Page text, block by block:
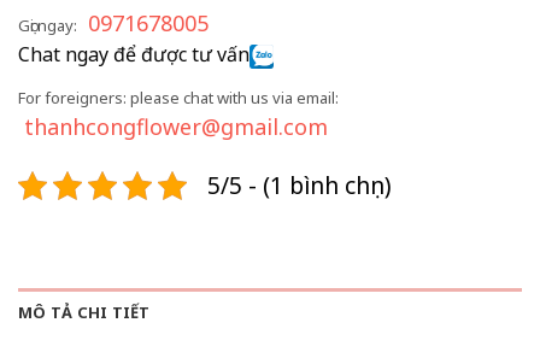
Gọi ngay: 0971678005
Chat ngay để được tư vấn
For foreigners: please chat with us via email:
thanhcongflower@gmail.com
5/5 - (1 bình chọn)
MÔ TẢ CHI TIẾT